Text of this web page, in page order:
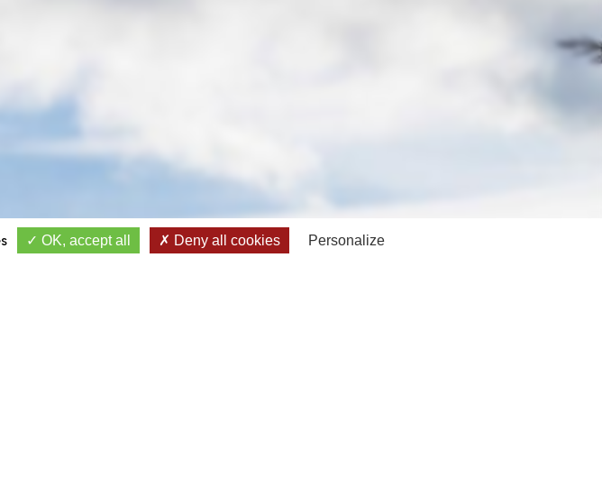
OK, accept all Deny all cookies Personalize